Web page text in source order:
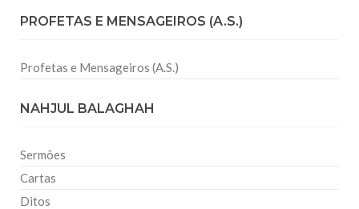
PROFETAS E MENSAGEIROS (A.S.)
Profetas e Mensageiros (A.S.)
NAHJUL BALAGHAH
Sermões
Cartas
Ditos